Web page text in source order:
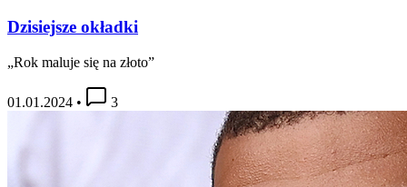
Dzisiejsze okładki
„Rok maluje się na złoto”
01.01.2024 • 3